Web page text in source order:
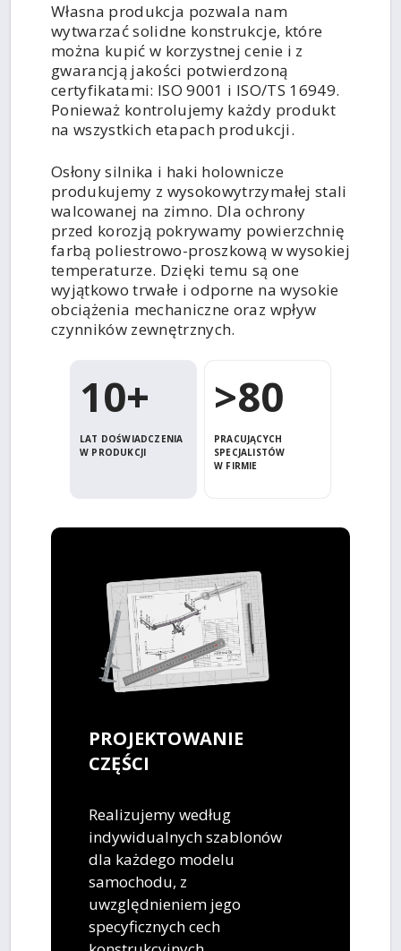
Własna produkcja pozwala nam
wytwarzać solidne konstrukcje, które
można kupić w korzystnej cenie i z
gwarancją jakości potwierdzoną
certyfikatami: ISO 9001 i ISO/TS 16949.
Ponieważ kontrolujemy każdy produkt
na wszystkich etapach produkcji.
Osłony silnika i haki holownicze
produkujemy z wysokowytrzymałej stali
walcowanej na zimno. Dla ochrony
przed korozją pokrywamy powierzchnię
farbą poliestrowo-proszkową w wysokiej
temperaturze. Dzięki temu są one
wyjątkowo trwałe i odporne na wysokie
obciążenia mechaniczne oraz wpływ
czynników zewnętrznych.
10+
LAT DOŚWIADCZENIA
W PRODUKCJI
>80
PRACUJĄCYCH
SPECJALISTÓW
W FIRMIE
PROJEKTOWANIE
CZĘŚCI
Realizujemy według
indywidualnych szablonów
dla każdego modelu
samochodu, z
uwzględnieniem jego
specyficznych cech